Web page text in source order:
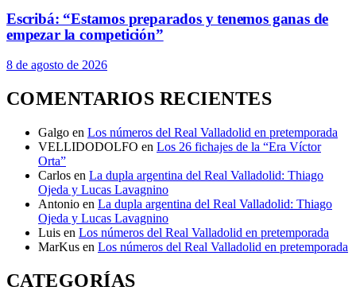
Escribá: “Estamos preparados y tenemos ganas de
empezar la competición”
8 de agosto de 2026
COMENTARIOS RECIENTES
Galgo en Los números del Real Valladolid en pretemporada
VELLIDODOLFO en Los 26 fichajes de la “Era Víctor
Orta”
Carlos en La dupla argentina del Real Valladolid: Thiago
Ojeda y Lucas Lavagnino
Antonio en La dupla argentina del Real Valladolid: Thiago
Ojeda y Lucas Lavagnino
Luis en Los números del Real Valladolid en pretemporada
MarKus en Los números del Real Valladolid en pretemporada
CATEGORÍAS